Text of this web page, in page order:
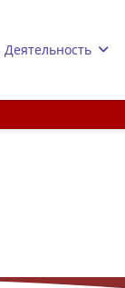
Деятельность